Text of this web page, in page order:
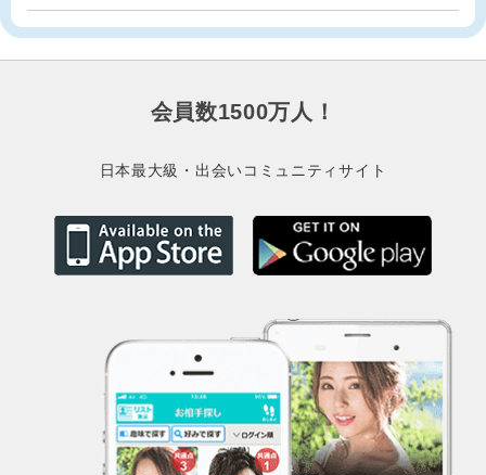
会員数1500万人！
日本最大級・出会いコミュニティサイト